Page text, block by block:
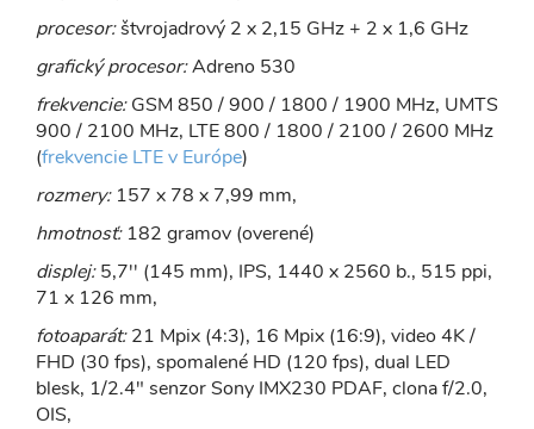
procesor:štvrojadrový 2 x 2,15 GHz + 2 x 1,6 GHz
grafický procesor:Adreno 530
frekvencie:GSM 850 / 900 / 1800 / 1900 MHz, UMTS
900 / 2100 MHz, LTE 800 / 1800 / 2100 / 2600 MHz
(frekvencie LTE v Európe)
rozmery:157 x 78 x 7,99 mm,
hmotnosť:182 gramov (overené)
displej:5,7'' (145 mm), IPS, 1440 x 2560 b., 515 ppi,
71 x 126 mm,
fotoaparát:21 Mpix (4:3), 16 Mpix (16:9), video 4K /
FHD (30 fps), spomalené HD (120 fps), dual LED
blesk, 1/2.4" senzor Sony IMX230 PDAF, clona f/2.0,
OIS,